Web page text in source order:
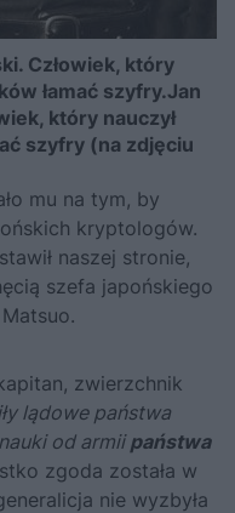
Człowiek, który
łamać szyfry.Jan
który nauczył
szyfry (na zdjęciu
mu na tym, by
kryptologów.
naszej stronie,
szefa japońskiego
zwierzchnik
lądowe państwa
od armiipaństwa
zgoda została w
nie wyzbyła